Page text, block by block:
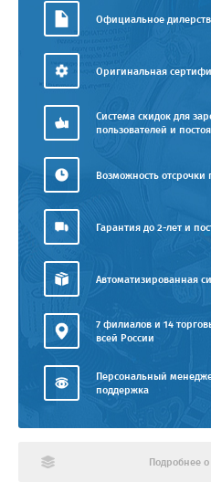
Официальное
Оригинальная
Система скидок для
пользователей и
Возможность отсрочки
Гарантия до 2-лет и
Автоматизированная
7 филиалов и 14
всей России
Персональный
поддержка
Подробнее